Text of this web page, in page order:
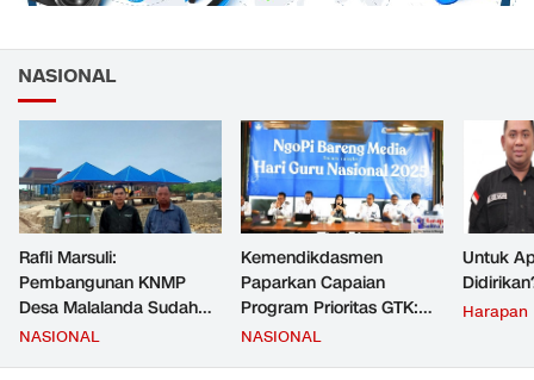
NASIONAL
Rafli Marsuli:
Pembangunan KNMP
Desa Malalanda Sudah
Mencapai 69 Persen dan
NASIONAL
Kemendikdasmen
Paparkan Capaian
Program Prioritas GTK:
Kompetensi Meningkat,
NASIONAL
Untuk
Harapan